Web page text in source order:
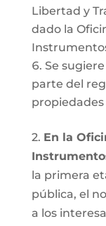
Libertad y
dado la
Se
parte del
2. En la
la primera
pública, el
a los